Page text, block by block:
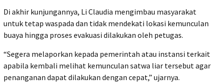
Di akhir kunjungannya, Li Claudia mengimbau masyarakat
untuk tetap waspada dan tidak mendekati lokasi kemunculan
buaya hingga proses evakuasi dilakukan oleh petugas.
“Segera melaporkan kepada pemerintah atau instansi terkait
apabila kembali melihat kemunculan satwa liar tersebut agar
penanganan dapat dilakukan dengan cepat,” ujarnya.